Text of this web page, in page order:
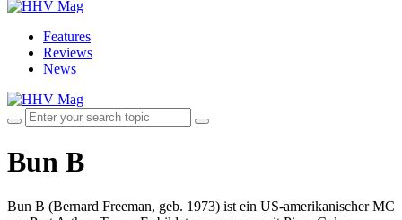
Features
Reviews
News
Bun B
Bun B (Bernard Freeman, geb. 1973) ist ein US-amerikanischer MC